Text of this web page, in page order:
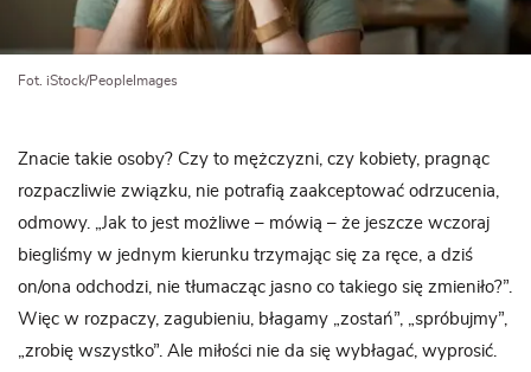
Fot. iStock/PeopleImages
Znacie takie osoby? Czy to mężczyzni, czy kobiety, pragnąc
rozpaczliwie związku, nie potrafią zaakceptować odrzucenia,
odmowy. „Jak to jest możliwe – mówią – że jeszcze wczoraj
biegliśmy w jednym kierunku trzymając się za ręce, a dziś
on/ona odchodzi, nie tłumacząc jasno co takiego się zmieniło?”.
Więc w rozpaczy, zagubieniu, błagamy „zostań”, „spróbujmy”,
„zrobię wszystko”. Ale miłości nie da się wybłagać, wyprosić.